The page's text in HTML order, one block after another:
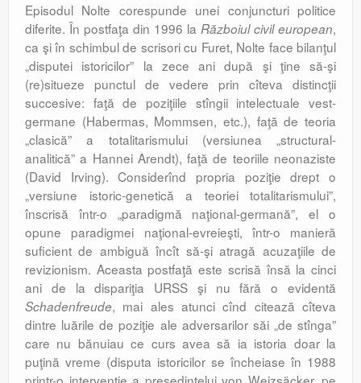
Episodul Nolte corespunde unei conjuncturi politice
diferite. În postfaţa din 1996 la Războiul civil european,
ca şi în schimbul de scrisori cu Furet, Nolte face bilanţul
„disputei istoricilor” la zece ani după şi ţine să-şi
(re)situeze punctul de vedere prin cîteva distincţii
succesive: faţă de poziţiile stîngii intelectuale vest-
germane (Habermas, Mommsen, etc.), faţă de teoria
„clasică” a totalitarismului (versiunea „structural-
analitică” a Hannei Arendt), faţă de teoriile neonaziste
(David Irving). Considerînd propria poziţie drept o
„versiune istoric-genetică a teoriei totalitarismului”,
înscrisă într-o „paradigmă naţional-germană”, el o
opune paradigmei naţional-evreieşti, într-o manieră
suficient de ambiguă încît să-şi atragă acuzaţiile de
revizionism. Aceasta postfaţă este scrisă însă la cinci
ani de la dispariţia URSS şi nu fără o evidentă
Schadenfreude, mai ales atunci cînd citează cîteva
dintre luările de poziţie ale adversarilor săi „de stînga”
care nu bănuiau ce curs avea să ia istoria doar la
puţină vreme (disputa istoricilor se încheiase în 1988